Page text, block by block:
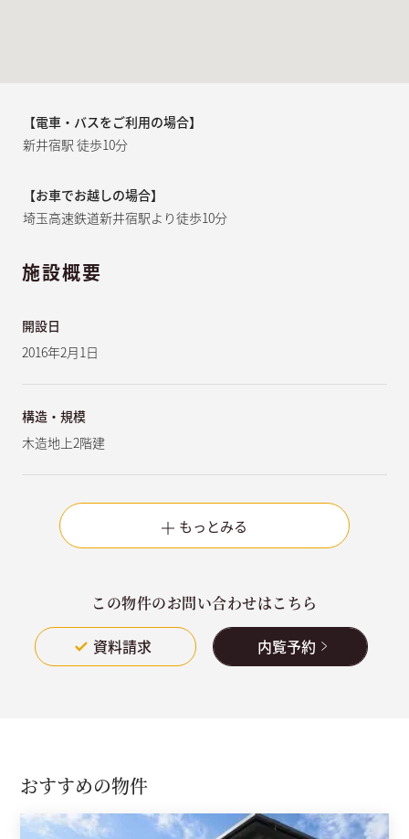
【電車・バスをご利用の場合】
新井宿駅 徒歩10分
【お車でお越しの場合】
埼玉高速鉄道新井宿駅より徒歩10分
施設概要
開設日
2016年2月1日
構造・規模
木造地上2階建
もっとみる
この物件のお問い合わせはこちら
資料請求 内覧予約
おすすめの物件